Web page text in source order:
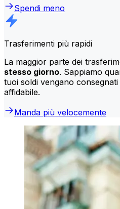
Spendi meno
Trasferimenti più rapidi
La maggior parte dei
stesso giorno. Sappiamo
tuoi soldi vengano
affidabile.
Manda più velocemente